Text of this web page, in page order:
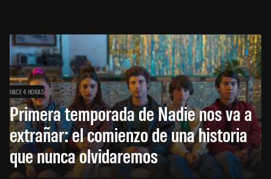
HACE 4 HORAS
Primera temporada de Nadie nos va a
extrañar: el comienzo de una historia
que nunca olvidaremos